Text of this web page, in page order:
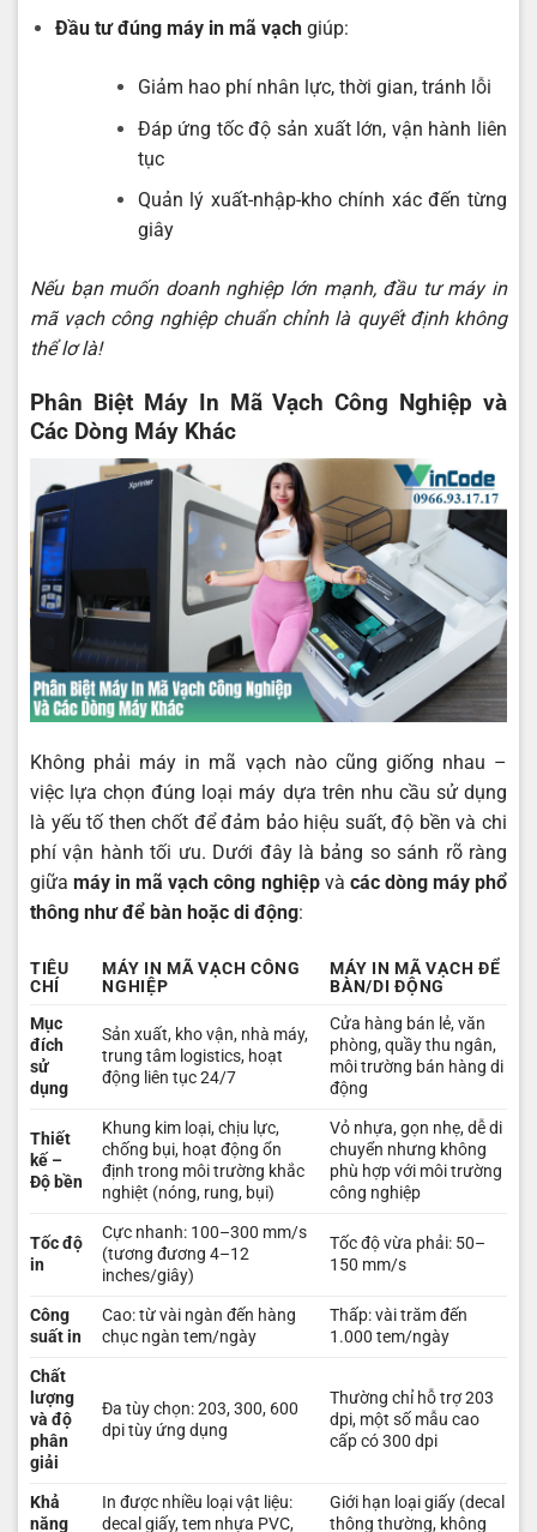
Đầu tư đúng máy in mã vạchgiúp:
Giảm hao phí nhân lực, thời gian, tránh lỗi
Đáp ứng tốc độ sản xuất lớn, vận hành liên
tục
Quản lý xuất-nhập-kho chính xác đến từng
giây
Nếu bạn muốn doanh nghiệp lớn mạnh, đầu tư máy in
mã vạch công nghiệp chuẩn chỉnh là quyết định không
thể lơ là!
Phân Biệt Máy In Mã Vạch Công Nghiệp và
Các Dòng Máy Khác
Không phải máy in mã vạch nào cũng giống nhau –
việc lựa chọn đúng loại máy dựa trên nhu cầu sử dụng
là yếu tố then chốt để đảm bảo hiệu suất, độ bền và chi
phí vận hành tối ưu. Dưới đây là bảng so sánh rõ ràng
giữamáy in mã vạch công nghiệpvà các dòng máy phổ
thông như để bàn hoặc di động:
TIÊU
CHÍ
MÁY IN MÃ VẠCH CÔNG
NGHIỆP
MÁY IN MÃ VẠCH ĐỂ
BÀN/DI ĐỘNG
Mục
đích
sử
dụng
Sản xuất, kho vận, nhà máy,
trung tâm logistics, hoạt
động liên tục 24/7
Cửa hàng bán lẻ, văn
phòng, quầy thu ngân,
môi trường bán hàng di
động
Thiết
kế –
Độ bền
Khung kim loại, chịu lực,
chống bụi, hoạt động ổn
định trong môi trường khắc
nghiệt (nóng, rung, bụi)
Vỏ nhựa, gọn nhẹ, dễ di
chuyển nhưng không
phù hợp với môi trường
công nghiệp
Tốc độ
in
Cực nhanh: 100–300 mm/s
(tương đương 4–12
inches/giây)
Tốc độ vừa phải: 50–
150 mm/s
Công
suất in
Cao: từ vài ngàn đến hàng
chục ngàn tem/ngày
Thấp: vài trăm đến
1.000 tem/ngày
Chất
lượng
và độ
phân
giải
Đa tùy chọn: 203, 300, 600
dpi tùy ứng dụng
Thường chỉ hỗ trợ 203
dpi, một số mẫu cao
cấp có 300 dpi
Khả
năng
In được nhiều loại vật liệu:
decal giấy, tem nhựa PVC,
Giới hạn loại giấy (decal
thông thường, không